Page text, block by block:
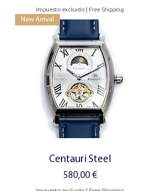
Impuesto excluido Free Shipping
New Arrival
Centauri Steel
Precio
580,00 €